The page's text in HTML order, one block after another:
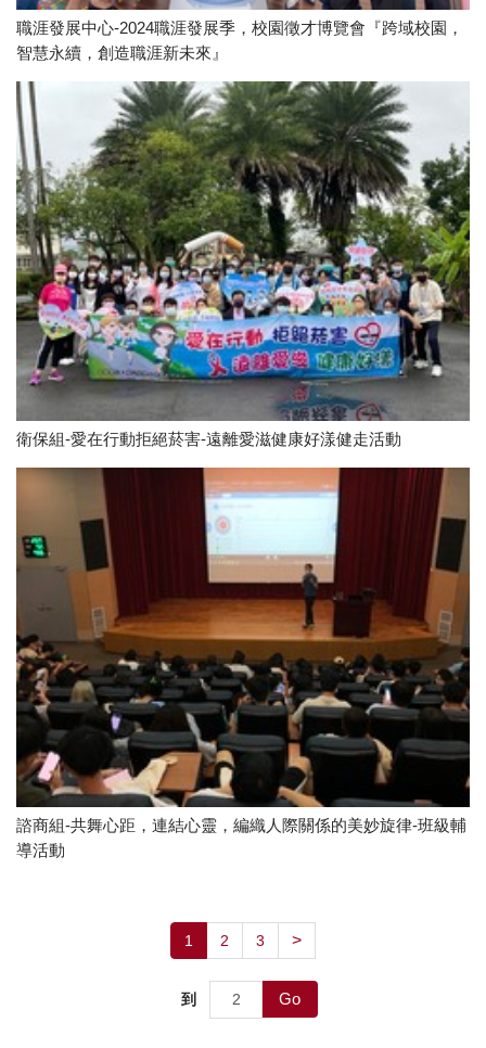
職涯發展中心-2024職涯發展季，校園徵才博覽會『跨域校園，
智慧永續，創造職涯新未來』
衛保組-愛在行動拒絕菸害-遠離愛滋健康好漾健走活動
諮商組-共舞心距，連結心靈，編織人際關係的美妙旋律-班級輔
導活動
1 2 3 >
到 Go